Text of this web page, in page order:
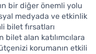
bir diğer önemli yolu
medyada ve etkinlik
bilet fırsatları
alan katılımcılara
korumanın etkili